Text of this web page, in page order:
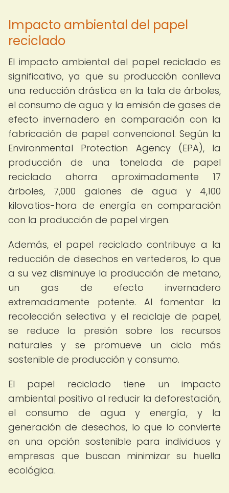
Impacto ambiental del papel
reciclado
El impacto ambiental del papel reciclado es
significativo, ya que su producción conlleva
una reducción drástica en la tala de árboles,
el consumo de agua y la emisión de gases de
efecto invernadero en comparación con la
fabricación de papel convencional. Según la
Environmental Protection Agency (EPA), la
producción de una tonelada de papel
reciclado ahorra aproximadamente 17
árboles, 7,000 galones de agua y 4,100
kilovatios-hora de energía en comparación
con la producción de papel virgen.
Además, el papel reciclado contribuye a la
reducción de desechos en vertederos, lo que
a su vez disminuye la producción de metano,
un gas de efecto invernadero
extremadamente potente. Al fomentar la
recolección selectiva y el reciclaje de papel,
se reduce la presión sobre los recursos
naturales y se promueve un ciclo más
sostenible de producción y consumo.
El papel reciclado tiene un impacto
ambiental positivo al reducir la deforestación,
el consumo de agua y energía, y la
generación de desechos, lo que lo convierte
en una opción sostenible para individuos y
empresas que buscan minimizar su huella
ecológica.